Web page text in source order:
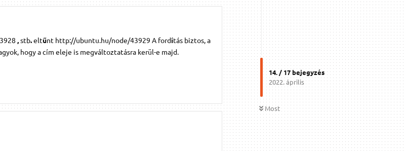
14. / 17bejegyzés
2022. április
Most
,stb.eltűnt http://ubuntu.hu/node/43929 A fordítás biztos, a
hogy a cím eleje is megváltoztatásra kerül-e majd.